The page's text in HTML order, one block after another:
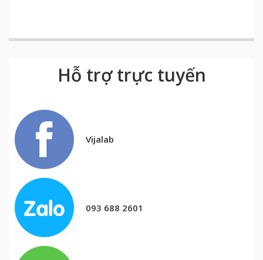
Hỗ trợ trực tuyến
Vijalab
093 688 2601